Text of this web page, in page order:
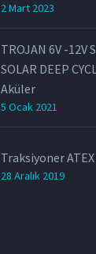
2 Mart 2023
TROJAN 6V -12V
SOLAR DEEP
Aküler
5 Ocak 2021
Traksiyoner
28 Aralık 2019